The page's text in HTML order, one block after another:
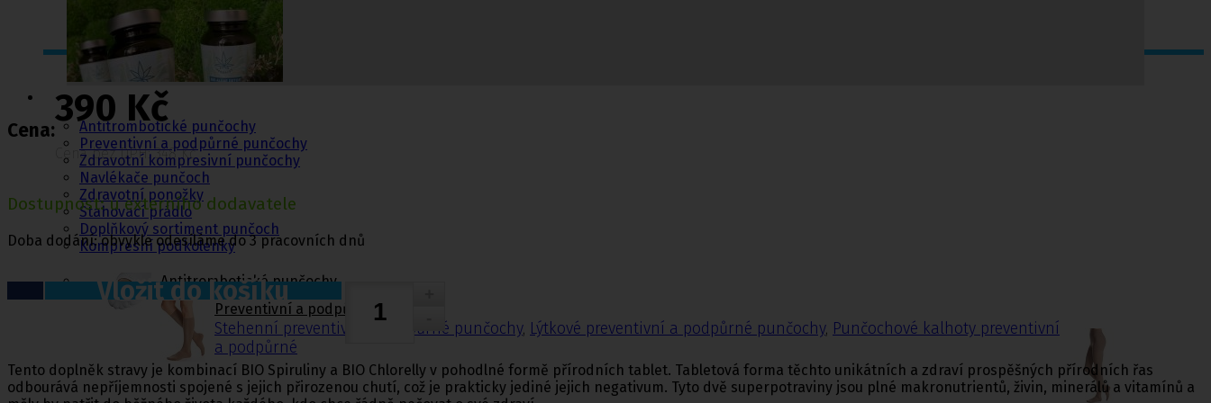
Punčochy,
ponožky
Antitrombotické punčochy
Preventivní a podpůrné punčochy
Zdravotní kompresivní punčochy
Navlékače punčoch
Zdravotní ponožky
Stahovací prádlo
Doplňkový sortiment punčoch
Kompresní podkolenky
Antitrombotické punčochy
Preventivní a podpůrné punčochy
Stehenní preventivní a podpůrné punčochy, Lýtkové preventivní a podpůrné punčochy, Punčochové kalhoty preventivní
a podpůrné
Cena:
390 Kč
Cena bez DPH: 348 Kč
Dostupnost: u externího dodavatele
Doba dodání: obvykle odesíláme do 3 pracovních dnů
Vložit do košíku
Tento doplněk stravy je kombinací BIO Spiruliny a BIO Chlorelly v pohodlné formě přírodních tablet. Tabletová forma těchto unikátních a zdraví prospěšných přírodních řas
odbourává nepříjemnosti spojené s jejich přirozenou chutí, což je prakticky jediné jejich negativum. Tyto dvě superpotraviny jsou plné makronutrientů, živin, minerálů a vitamínů a